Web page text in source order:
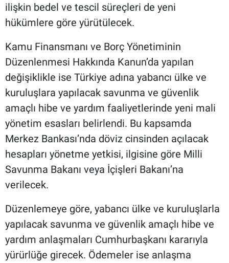
ilişkin bedel ve tescil süreçleri de yeni
hükümlere göre yürütülecek.
Kamu Finansmanı ve Borç Yönetiminin
Düzenlenmesi Hakkında Kanun’da yapılan
değişiklikle ise Türkiye adına yabancı ülke ve
kuruluşlara yapılacak savunma ve güvenlik
amaçlı hibe ve yardım faaliyetlerinde yeni mali
yönetim esasları belirlendi. Bu kapsamda
Merkez Bankası’nda döviz cinsinden açılacak
hesapları yönetme yetkisi, ilgisine göre Milli
Savunma Bakanı veya İçişleri Bakanı’na
verilecek.
Düzenlemeye göre, yabancı ülke ve kuruluşlarla
yapılacak savunma ve güvenlik amaçlı hibe ve
yardım anlaşmaları Cumhurbaşkanı kararıyla
yürürlüğe girecek. Ödemeler ise anlaşma